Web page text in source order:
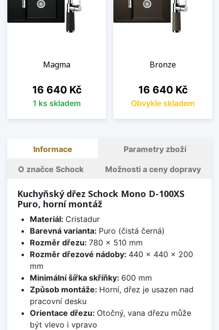
Magma
Cena
16 640 Kč
1 ks skladem
Bronze
Cena
16 640 Kč
Obvykle skladem
Informace Parametry zboží
O značce Schock Možnosti a ceny dopravy
Kuchyňský dřez Schock Mono D-100XS
Puro, horní montáž
Materiál: Cristadur
Barevná varianta: Puro (čistá černá)
Rozměr dřezu: 780 x 510 mm
Rozměr dřezové nádoby: 440 x 440 x 200
mm
Minimální šířka skříňky: 600 mm
Způsob montáže: Horní, dřez je usazen nad
pracovní desku
Orientace dřezu: Otočný, vana dřezu může
být vlevo i vpravo